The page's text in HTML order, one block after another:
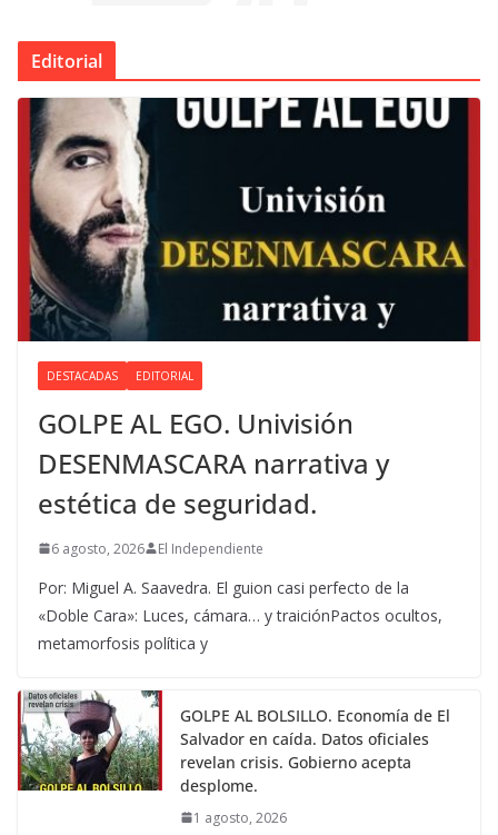
Editorial
DESTACADAS EDITORIAL
GOLPE AL EGO. Univisión
DESENMASCARA narrativa y
estética de seguridad.
6 agosto, 2026 El Independiente
Por: Miguel A. Saavedra. El guion casi perfecto de la
«Doble Cara»: Luces, cámara… y traiciónPactos ocultos,
metamorfosis política y
GOLPE AL BOLSILLO. Economía de El
Salvador en caída. Datos oficiales
revelan crisis. Gobierno acepta
desplome.
1 agosto, 2026